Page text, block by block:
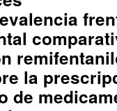
la
de